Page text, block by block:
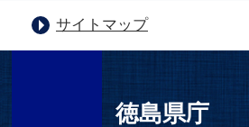
サイトマップ
徳島県庁